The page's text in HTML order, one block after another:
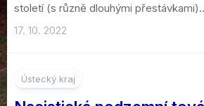
století (s různě dlouhými
17. 10. 2022
Ústecký kraj